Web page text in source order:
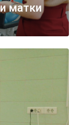
матки